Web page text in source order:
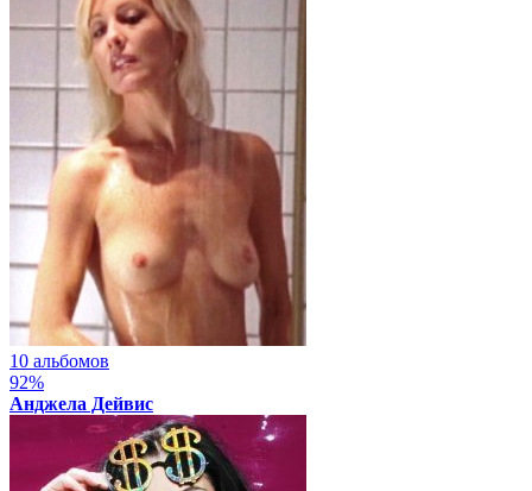
10 альбомов
92%
Анджела Дейвис